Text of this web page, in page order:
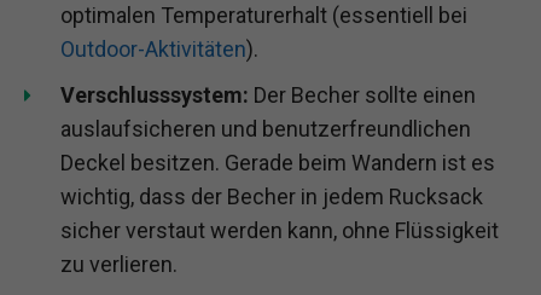
optimalen Temperaturerhalt (essentiell bei
Outdoor-Aktivitäten).
Verschlusssystem: Der Becher sollte einen
auslaufsicheren und benutzerfreundlichen
Deckel besitzen. Gerade beim Wandern ist es
wichtig, dass der Becher in jedem Rucksack
sicher verstaut werden kann, ohne Flüssigkeit
zu verlieren.